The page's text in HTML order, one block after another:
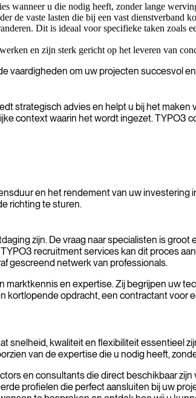
wanneer u die nodig heeft, zonder lange
de vaste lasten die bij een vast dienstverband
Dit is ideaal voor specifieke taken zoals
en zijn sterk gericht op het leveren van
vaardigheden om uw projecten succesvol
strategisch advies en helpt u bij het
context waarin het wordt ingezet. TYPO3
en het rendement van uw investering
richting te sturen.
zijn. De vraag naar specialisten is
recruitment services kan dit proces
gescreend netwerk van professionals.
en expertise. Zij begrijpen uw
opdracht, een contractant voor
snelheid, kwaliteit en flexibiliteit essentieel
van de expertise die u nodig heeft,
en consultants die direct beschikbaar
profielen die perfect aansluiten bij uw